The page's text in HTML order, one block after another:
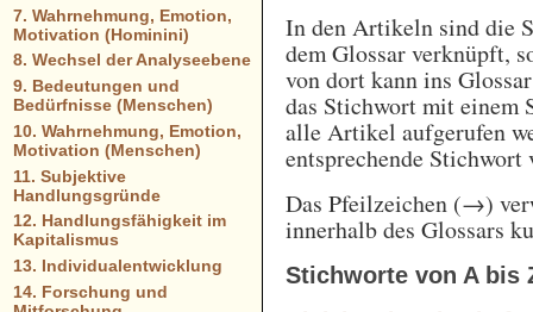
In den Artikeln sind die
dem Glossar verknüpft,
von dort kann ins
das Stichwort mit einem
alle Artikel aufgerufen
entsprechende Stichwort
Das Pfeilzeichen (→)
innerhalb des Glossars
Stichworte von A bis
7. Wahrnehmung, Emotion,
Motivation (Hominini)
8. Wechsel der Analyseebene
9. Bedeutungen und
Bedürfnisse (Menschen)
10. Wahrnehmung, Emotion,
Motivation (Menschen)
11. Subjektive
Handlungsgründe
12. Handlungsfähigkeit im
Kapitalismus
13. Individualentwicklung
14. Forschung und